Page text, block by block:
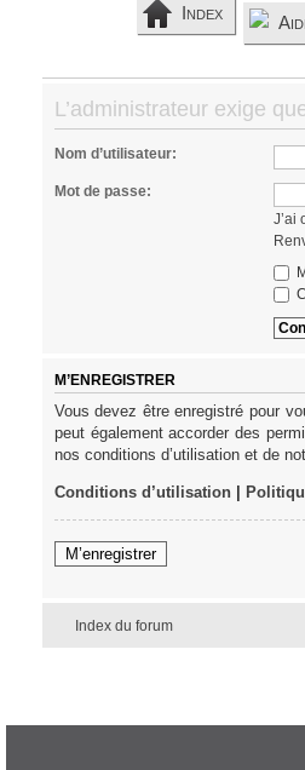
Index
L’administrateur exige
Nom d’utilisateur:
Mot de passe:
J’ai
M’ENREGISTRER
Vous devez être enregistré pour
peut également accorder des
nos conditions d’utilisation et de
Conditions d’utilisation|
M’enregistrer
Index du forum